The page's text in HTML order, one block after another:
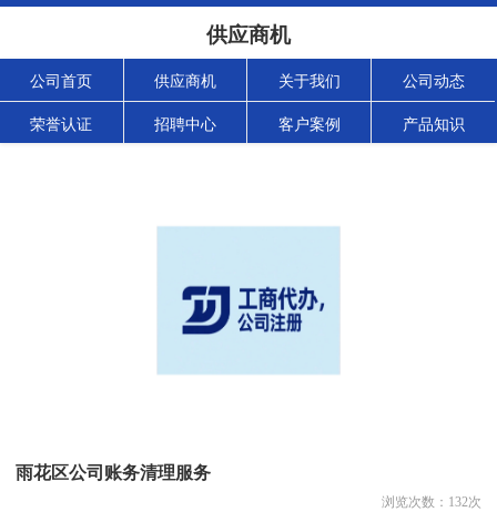
供应商机
公司首页 供应商机 关于我们 公司动态
荣誉认证 招聘中心 客户案例 产品知识
雨花区公司账务清理服务
浏览次数： 132次